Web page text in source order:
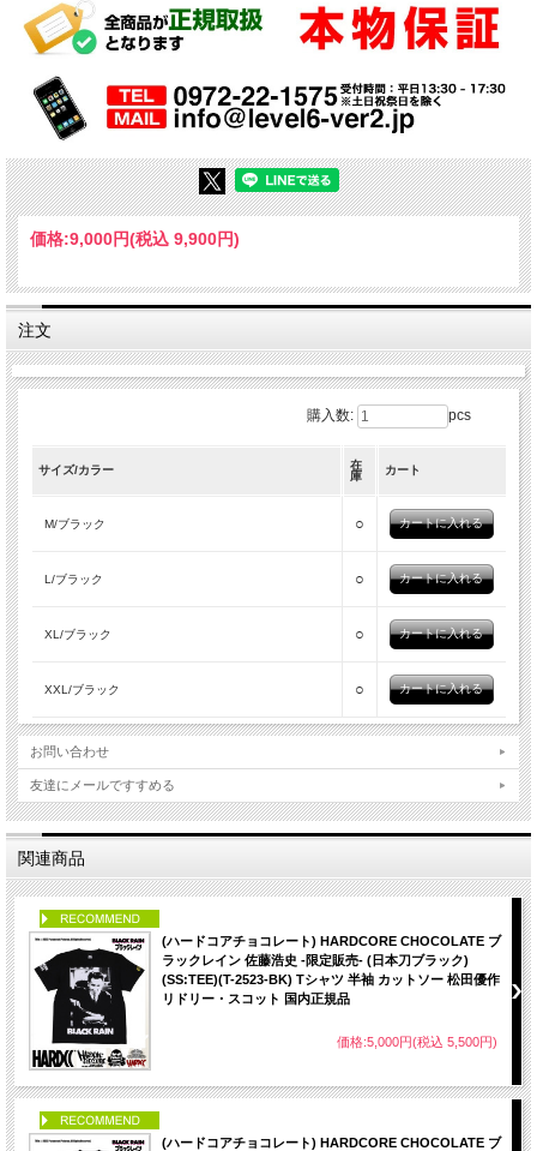
価格:9,000円(税込 9,900円)
注文
購入数: pcs
サイズ/カラー
在
庫
カート
M/ブラック ○
L/ブラック ○
XL/ブラック ○
XXL/ブラック ○
お問い合わせ
友達にメールですすめる
関連商品
(ハードコアチョコレート) HARDCORE CHOCOLATE ブ
ラックレイン 佐藤浩史 -限定販売- (日本刀ブラック)
(SS:TEE)(T-2523-BK) Tシャツ 半袖 カットソー 松田優作
リドリー・スコット 国内正規品
価格:5,000円(税込 5,500円)
(ハードコアチョコレート) HARDCORE CHOCOLATE ブ